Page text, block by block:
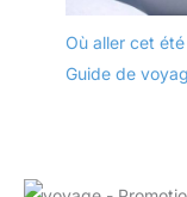
Où aller cet
Guide de